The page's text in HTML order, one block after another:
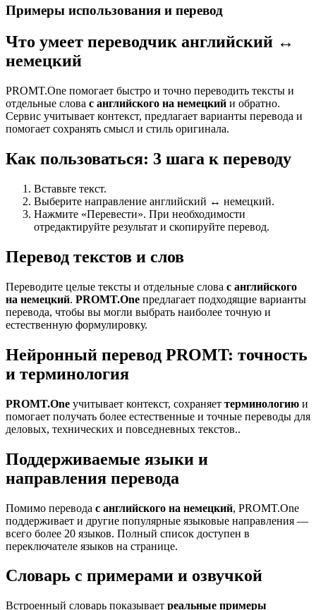
Примеры использования и перевод
Что умеет переводчик английский ↔
немецкий
PROMT.One помогает быстро и точно переводить тексты и
отдельные слова с английского на немецкий и обратно.
Сервис учитывает контекст, предлагает варианты перевода и
помогает сохранять смысл и стиль оригинала.
Как пользоваться: 3 шага к переводу
Вставьте текст.
Выберите направление английский ↔ немецкий.
Нажмите «Перевести». При необходимости
отредактируйте результат и скопируйте перевод.
Перевод текстов и слов
Переводите целые тексты и отдельные слова с английского
на немецкий. PROMT.One предлагает подходящие варианты
перевода, чтобы вы могли выбрать наиболее точную и
естественную формулировку.
Нейронный перевод PROMT: точность
и терминология
PROMT.One учитывает контекст, сохраняет терминологию и
помогает получать более естественные и точные переводы для
деловых, технических и повседневных текстов..
Поддерживаемые языки и
направления перевода
Помимо перевода с английского на немецкий, PROMT.One
поддерживает и другие популярные языковые направления —
всего более 20 языков. Полный список доступен в
переключателе языков на странице.
Словарь с примерами и озвучкой
Встроенный словарь показывает реальные примеры